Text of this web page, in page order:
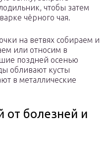
чтобы затем
чёрного чая.
на ветвях собираем и
или относим в
поздней осенью
обливают кусты
в металлические
от болезней и